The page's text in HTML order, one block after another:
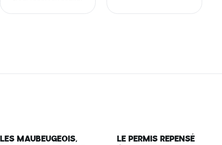
LES MAUBEUGEOIS,
LE PERMIS REPENSÉ